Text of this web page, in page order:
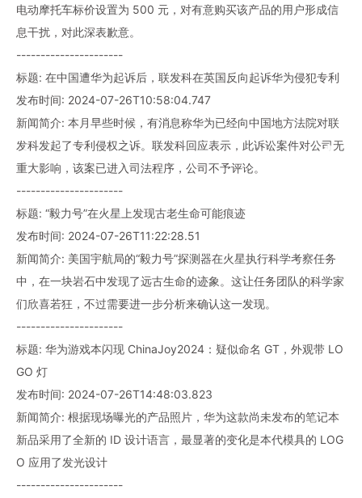
电动摩托车标价设置为 500 元，对有意购买该产品的用户形成信
息干扰，对此深表歉意。
----------------------
标题: 在中国遭华为起诉后，联发科在英国反向起诉华为侵犯专利
发布时间: 2024-07-26T10:58:04.747
新闻简介: 本月早些时候，有消息称华为已经向中国地方法院对联
发科发起了专利侵权之诉。联发科回应表示，此诉讼案件对公司无
重大影响，该案已进入司法程序，公司不予评论。
----------------------
标题: “毅力号”在火星上发现古老生命可能痕迹
发布时间: 2024-07-26T11:22:28.51
新闻简介: 美国宇航局的“毅力号”探测器在火星执行科学考察任务
中，在一块岩石中发现了远古生命的迹象。这让任务团队的科学家
们欣喜若狂，不过需要进一步分析来确认这一发现。
----------------------
标题: 华为游戏本闪现 ChinaJoy2024：疑似命名 GT，外观带 LO
GO 灯
发布时间: 2024-07-26T14:48:03.823
新闻简介: 根据现场曝光的产品照片，华为这款尚未发布的笔记本
新品采用了全新的 ID 设计语言，最显著的变化是本代模具的 LOG
O 应用了发光设计
----------------------